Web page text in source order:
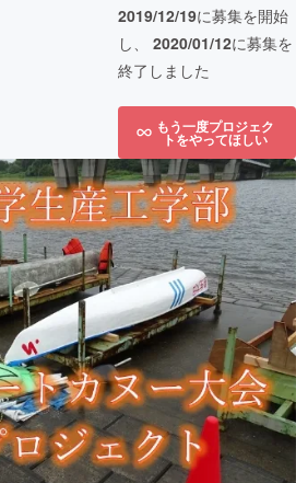
2019/12/19に募集を開始
し、 2020/01/12に募集を
終了しました
もう一度プロジェク
トをやってほしい